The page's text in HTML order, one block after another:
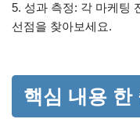
5. 성과 측정: 각 마케팅
선점을 찾아보세요.
핵심 내용 한